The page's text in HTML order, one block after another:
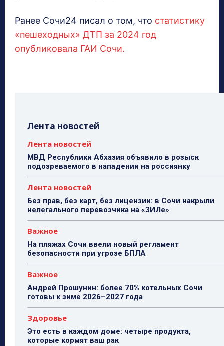
Ранее Сочи24 писал о том, что статистику
«пешеходных» ДТП за 2024 год
опубликовала ГАИ Сочи.
Лента новостей
Лента новостей
МВД Республики Абхазия объявило в розыск
подозреваемого в нападении на россиянку
Лента новостей
Без прав, без карт, без лицензии: в Сочи накрыли
нелегального перевозчика на «ЗИЛе»
Важное
На пляжах Сочи ввели новый регламент
безопасности при угрозе БПЛА
Важное
Андрей Прошунин: более 70% котельных Сочи
готовы к зиме 2026–2027 года
Здоровье
Это есть в каждом доме: четыре продукта,
которые кормят ваш рак